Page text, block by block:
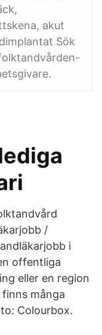
akut
Sök
/
i
offentliga
eller en region
många
Colourbox.